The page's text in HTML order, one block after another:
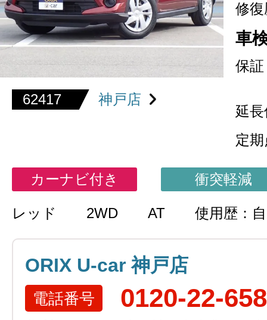
62417 神戸店
修復
車
保証
延
定
カーナビ付き 衝突軽減
レッド 2WD AT 使用歴：
ORIX U-car 神戸店
電話番号 0120-22-